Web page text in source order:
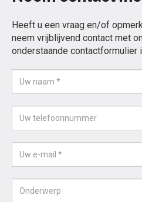
Heeft u een vraag en/of
neem vrijblijvend contact met
onderstaande contactformulier